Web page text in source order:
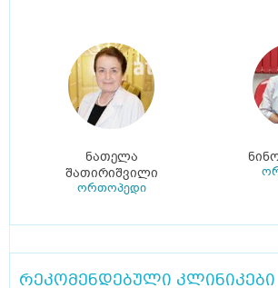
ნათელა
შათირიშვილი
ორთოპედი
რეკომენდებული კლინიკები